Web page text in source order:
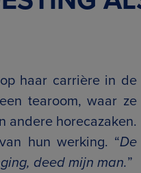
haar carrière in de
tearoom, waar ze
andere horecazaken.
hun werking. “De
deed mijn man.”